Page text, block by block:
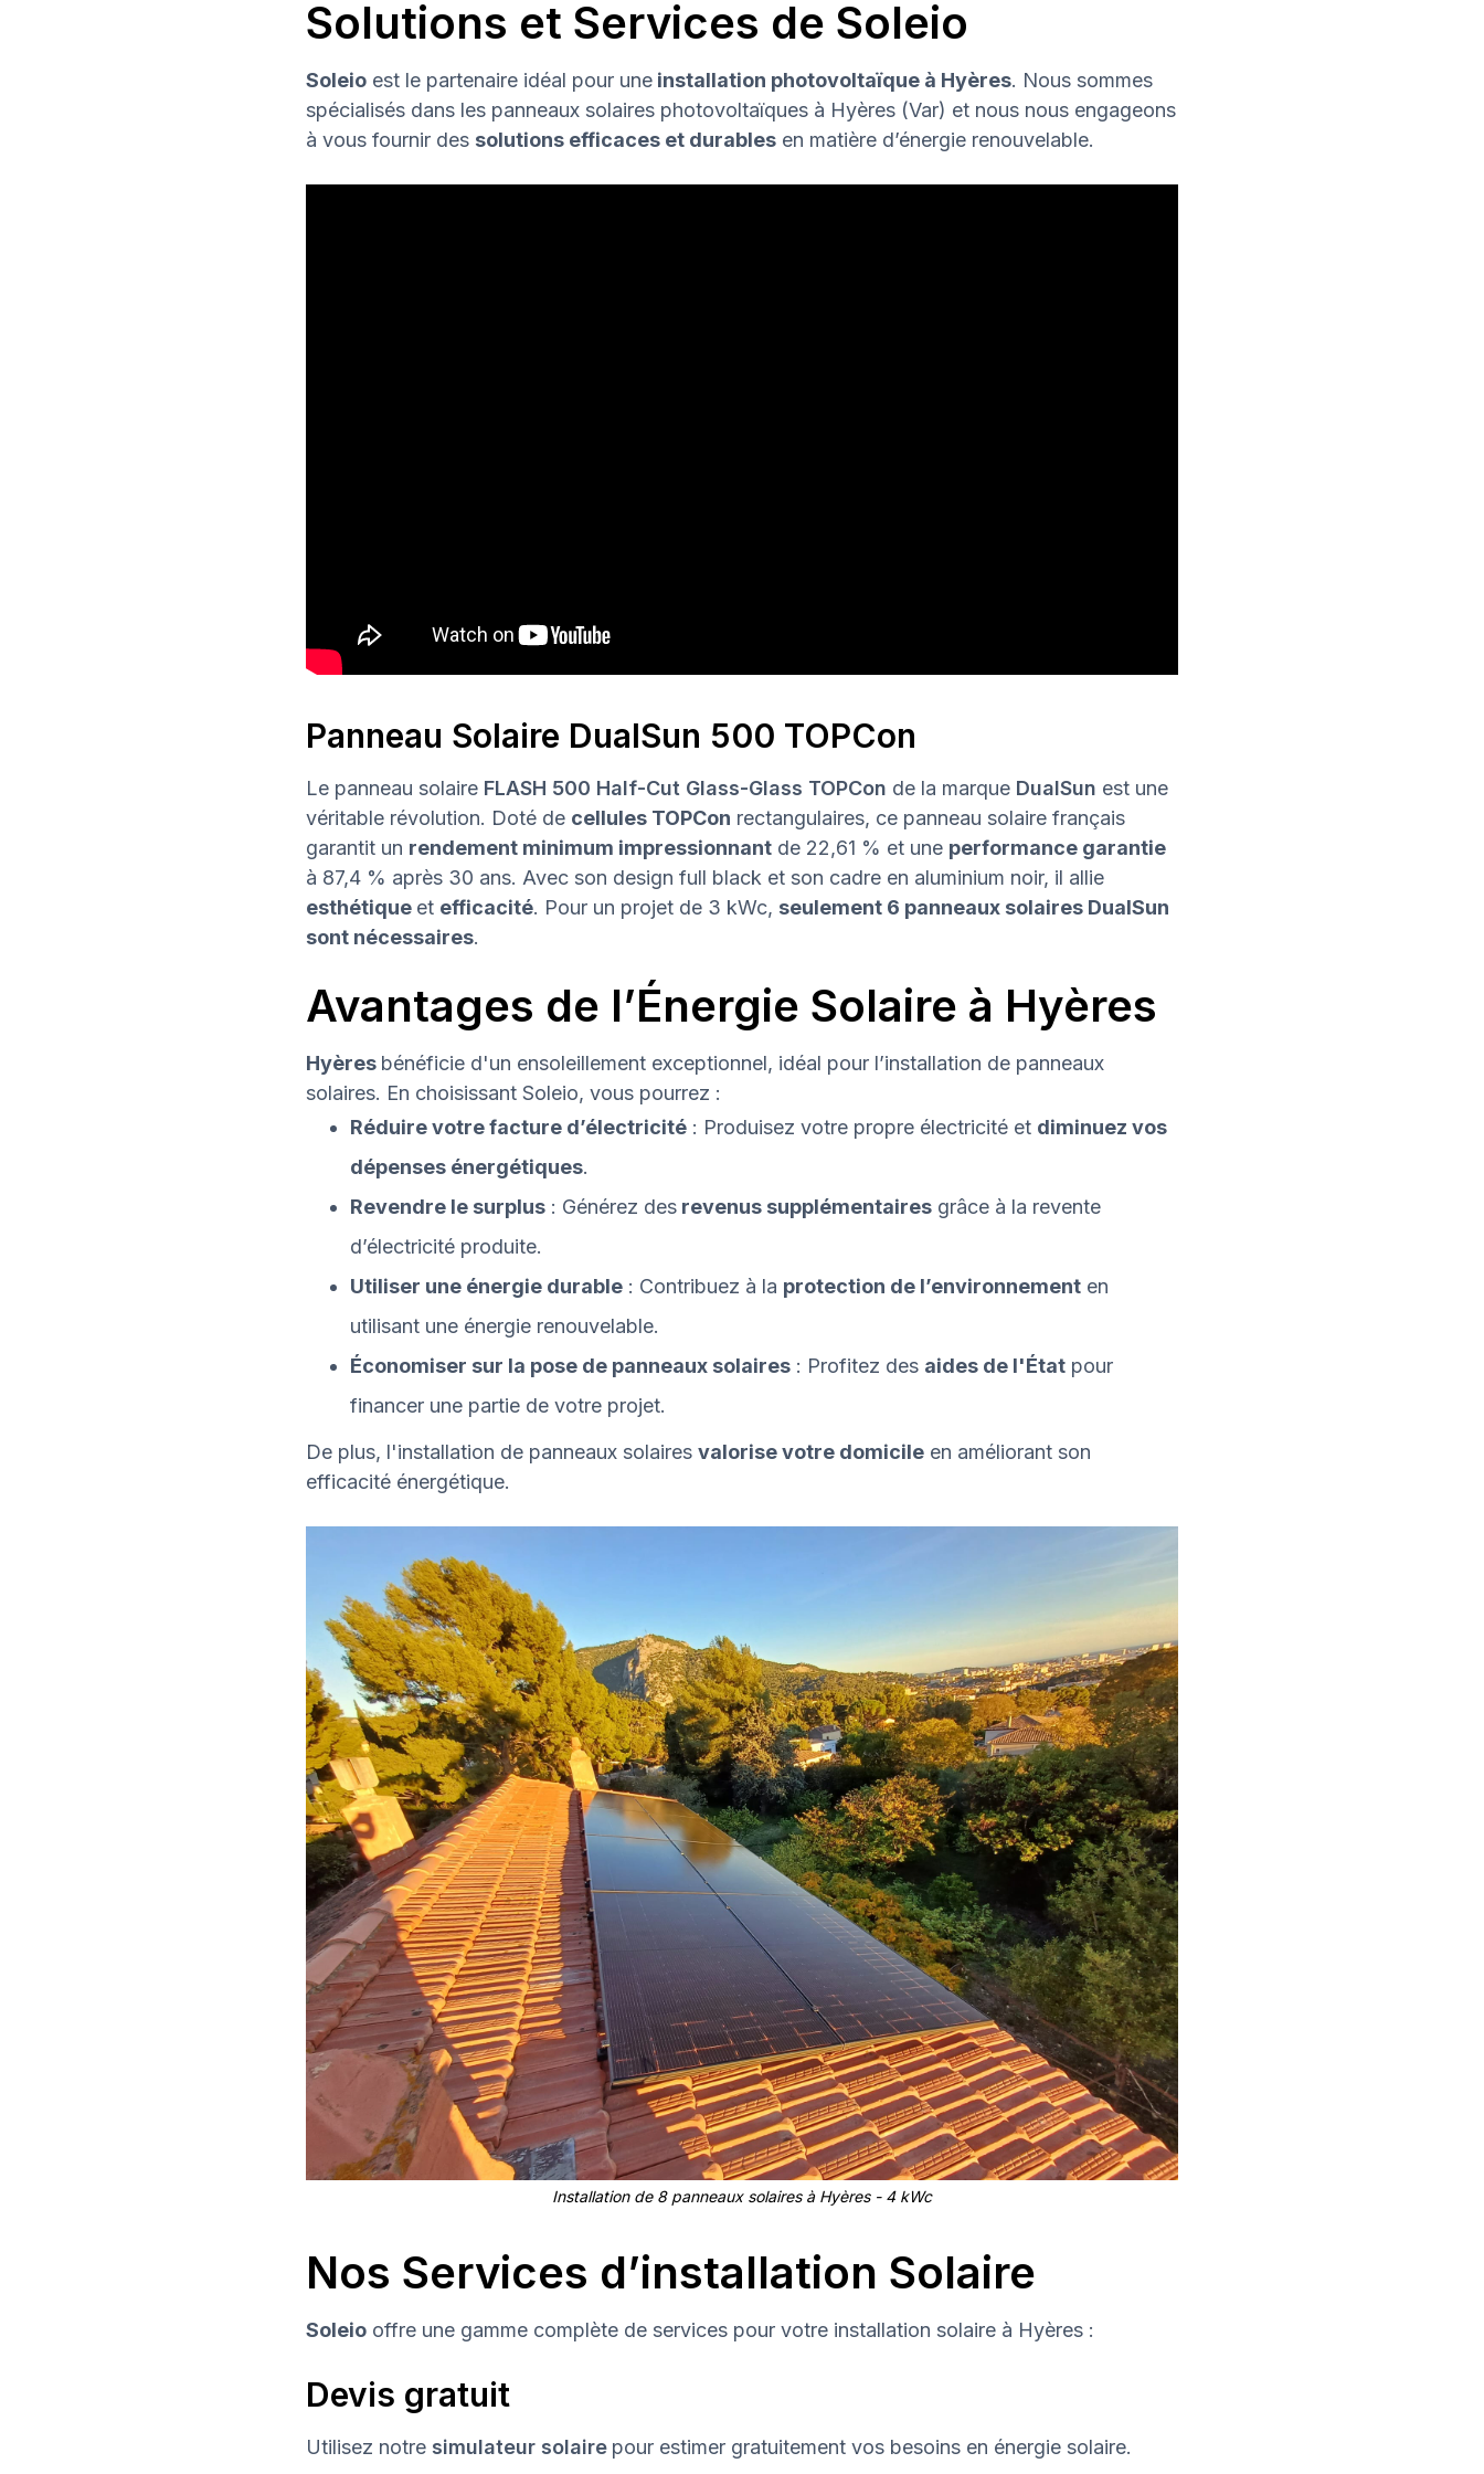
Solutions et Services de Soleio
Soleio est le partenaire idéal pour une installation photovoltaïque à Hyères. Nous sommes
spécialisés dans les panneaux solaires photovoltaïques à Hyères (Var) et nous nous engageons
à vous fournir des solutions efficaces et durables en matière d’énergie renouvelable.
Panneau Solaire DualSun 500 TOPCon
Le panneau solaire FLASH 500 Half-Cut Glass-Glass TOPCon de la marque DualSun est une
véritable révolution. Doté de cellules TOPCon rectangulaires, ce panneau solaire français
garantit un rendement minimum impressionnant de 22,61 % et une performance garantie
à 87,4 % après 30 ans. Avec son design full black et son cadre en aluminium noir, il allie
esthétique et efficacité. Pour un projet de 3 kWc, seulement 6 panneaux solaires DualSun
sont nécessaires.
Avantages de l’Énergie Solaire à Hyères
Hyères bénéficie d'un ensoleillement exceptionnel, idéal pour l’installation de panneaux
solaires. En choisissant Soleio, vous pourrez :
Réduire votre facture d’électricité : Produisez votre propre électricité et diminuez vos
dépenses énergétiques.
Revendre le surplus : Générez des revenus supplémentaires grâce à la revente
d’électricité produite.
Utiliser une énergie durable : Contribuez à la protection de l’environnement en
utilisant une énergie renouvelable.
Économiser sur la pose de panneaux solaires : Profitez des aides de l'État pour
financer une partie de votre projet.
De plus, l'installation de panneaux solaires valorise votre domicile en améliorant son
efficacité énergétique.
Installation de 8 panneaux solaires à Hyères - 4 kWc
Nos Services d’installation Solaire
Soleio offre une gamme complète de services pour votre installation solaire à Hyères :
Devis gratuit
Utilisez notre simulateur solaire pour estimer gratuitement vos besoins en énergie solaire.